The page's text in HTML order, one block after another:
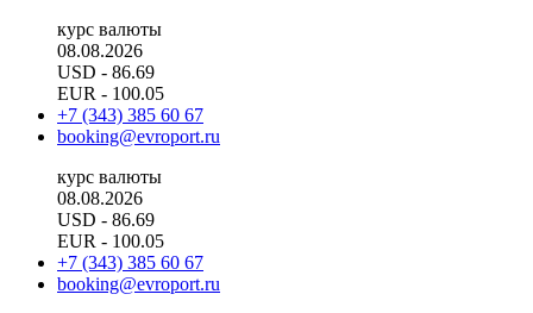
курс валюты
08.08.2026
USD - 86.69
EUR - 100.05
+7 (343) 385 60 67
booking@evroport.ru
курс валюты
08.08.2026
USD - 86.69
EUR - 100.05
+7 (343) 385 60 67
booking@evroport.ru